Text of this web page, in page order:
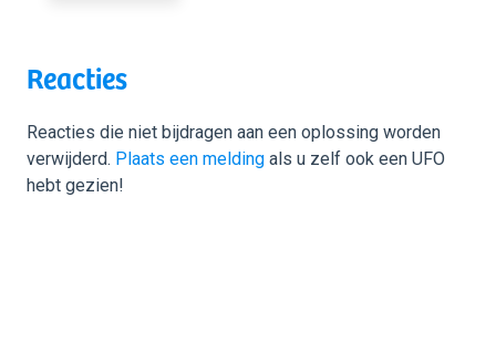
Reacties
Reacties die niet bijdragen aan een oplossing worden
verwijderd. Plaats een melding als u zelf ook een UFO
hebt gezien!